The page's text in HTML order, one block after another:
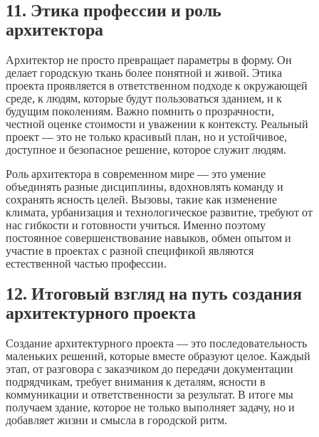
11. Этика профессии и роль
архитектора
Архитектор не просто превращает параметры в форму. Он
делает городскую ткань более понятной и живой. Этика
проекта проявляется в ответственном подходе к окружающей
среде, к людям, которые будут пользоваться зданием, и к
будущим поколениям. Важно помнить о прозрачности,
честной оценке стоимости и уважении к контексту. Реальный
проект — это не только красивый план, но и устойчивое,
доступное и безопасное решение, которое служит людям.
Роль архитектора в современном мире — это умение
объединять разные дисциплины, вдохновлять команду и
сохранять ясность целей. Вызовы, такие как изменение
климата, урбанизация и технологическое развитие, требуют от
нас гибкости и готовности учиться. Именно поэтому
постоянное совершенствование навыков, обмен опытом и
участие в проектах с разной спецификой являются
естественной частью профессии.
12. Итоговый взгляд на путь создания
архитектурного проекта
Создание архитектурного проекта — это последовательность
маленьких решений, которые вместе образуют целое. Каждый
этап, от разговора с заказчиком до передачи документации
подрядчикам, требует внимания к деталям, ясности в
коммуникации и ответственности за результат. В итоге мы
получаем здание, которое не только выполняет задачу, но и
добавляет жизни и смысла в городской ритм.